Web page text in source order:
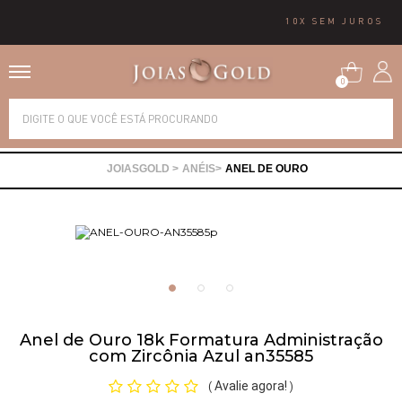
0
ANÉIS ANEL DE OURO
Anel de Ouro 18k Formatura Administração
com Zircônia Azul an35585
( Avalie agora! )
Alianças
Brincos
Gargantilhas